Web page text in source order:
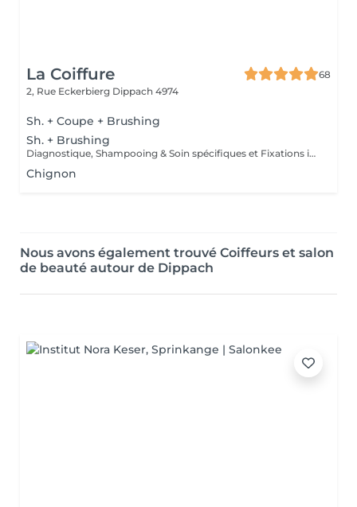
La Coiffure
68
2, Rue Eckerbierg Dippach 4974
Sh. + Coupe + Brushing
Sh. + Brushing
Diagnostique, Shampooing & Soin spécifiques et Fixations inclus
Chignon
Nous avons également trouvé Coiffeurs et salon
de beauté autour de Dippach